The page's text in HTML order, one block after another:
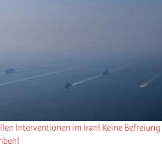
Interventionen im Iran! Keine Befreiung